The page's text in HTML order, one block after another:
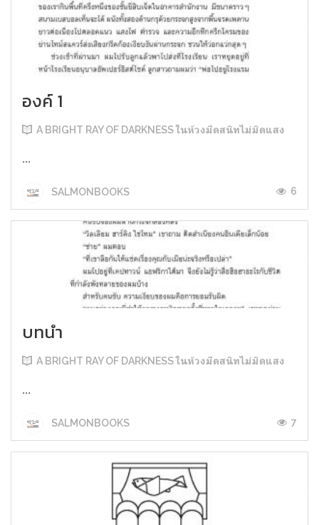
องค์ 1
A BRIGHT RAY OF DARKNESS ในห้วงมืดสนิทไม่มิดแสง
...
SALMONBOOKS 6
บทนำ
A BRIGHT RAY OF DARKNESS ในห้วงมืดสนิทไม่มิดแสง
...
SALMONBOOKS 7